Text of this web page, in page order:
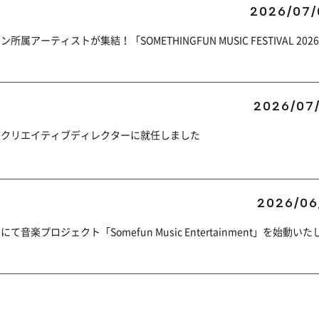
2026/07/
所属アーティストが集結！「SOMETHINGFUN MUSIC FESTIVAL 2026
2026/07/
リエイティブディレクターに就任しました
2026/
て音楽プロジェクト「Somefun Music Entertainment」を始動いた